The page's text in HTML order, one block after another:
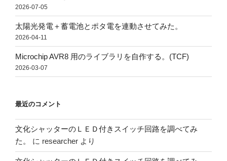
2026-07-05
太陽光発電＋蓄電池とポタ電を連動させてみた。
2026-04-11
Microchip AVR8 用のライブラリを自作する。(TCF)
2026-03-07
最近のコメント
文化シャッターのＬＥＤ付きスイッチ回路を調べてみ
た。
に researcher より